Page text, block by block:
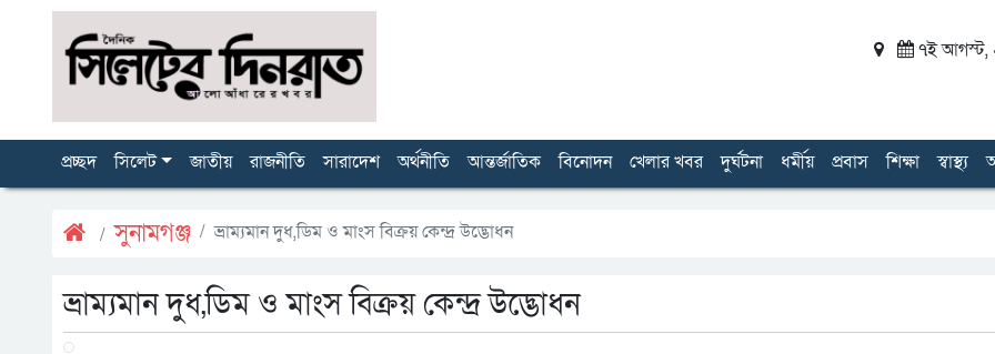
৭ই আগস্ট,
প্রচ্ছদ সিলেট জাতীয় রাজনীতি সারাদেশ অর্থনীতি আন্তর্জাতিক বিনোদন খেলার খবর দুর্ঘটনা ধর্মীয় প্রবাস শিক্ষা স্বাস্থ্য
সুনামগঞ্জ ভ্রাম্যমান দুধ,ডিম ও মাংস বিক্রয় কেন্দ্র উদ্ভোধন
ভ্রাম্যমান দুধ,ডিম ও মাংস বিক্রয় কেন্দ্র উদ্ভোধন